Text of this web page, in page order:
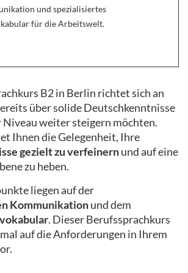
und spezialisiertes
für die Arbeitswelt.
B2 in Berlin richtet sich an
über solide Deutschkenntnisse
weiter steigern möchten.
Ihnen die Gelegenheit, Ihre
gezielt zu verfeinernund auf eine
zu heben.
liegen auf der
Kommunikationund dem
. Dieser Berufssprachkurs
auf die Anforderungen in Ihrem